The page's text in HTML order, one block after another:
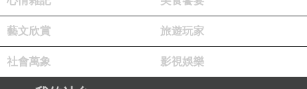
24 小時櫃台服務
空調
每日客房清潔服務
熱情款待
藝文欣賞 旅遊玩家
社會萬象 影視娛樂